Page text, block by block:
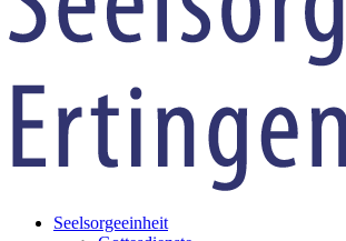
Seelsorgeeinheit